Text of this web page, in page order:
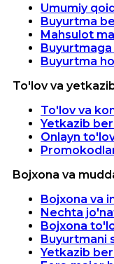
Umumiy
Buyurtma
Mahsulot
Buyurtma
To'lov va
To'lov va
Yetkazib
Onlayn
Bojxona va
Bojxona va
Nechta
Bojxona
Buyurtmani
Yetkazib